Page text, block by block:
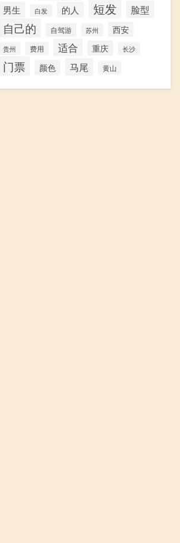
男生 白发 的人 短发 脸型
自己的 自驾游 苏州 西安
贵州 费用 适合 重庆 长沙
门票 颜色 马尾 黄山